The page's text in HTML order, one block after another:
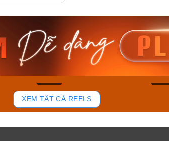
37
Casio Nam MTS-
RS100L-1AVDF
4.276.000₫
3.634.600₫
Casio
230EL-
Mua
XEM TẤT CẢ REELS